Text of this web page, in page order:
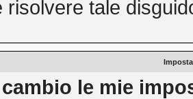
risolvere tale
cambio le mie